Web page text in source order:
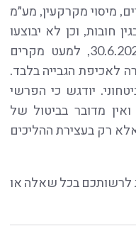
מיסוי מקרקעין, מע״מ
חובות, וכן לא יבוצעו
הליכי הוצאה לפועל עד ליום 30.6.2025, למעט מקרים
לאכיפת הגבייה בלבד.
יודגש כי הפרשי
מדובר בביטול של
רק בעצירת ההליכים
בכל שאלה או